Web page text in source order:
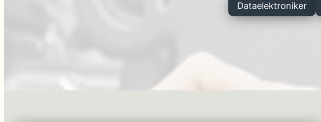
Dataelektroniker